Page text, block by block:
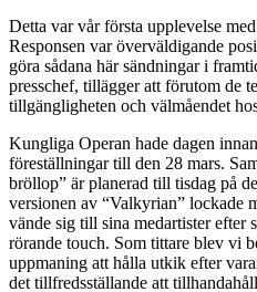
Detta var vår första upplevelse
Responsen var överväldigande
göra sådana här sändningar i
presschef, tillägger att förutom de
tillgängligheten och välmåendet
Kungliga Operan hade dagen
föreställningar till den 28 mars.
bröllop” är planerad till tisdag på
versionen av “Valkyrian” lockade
vände sig till sina medartister efter
rörande touch. Som tittare blev vi
uppmaning att hålla utkik efter
det tillfredsställande att